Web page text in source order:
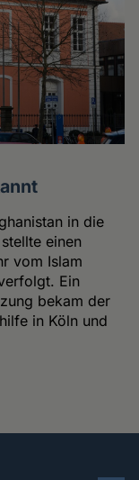
in die
einen
vom Islam
Ein
bekam der
in Köln und